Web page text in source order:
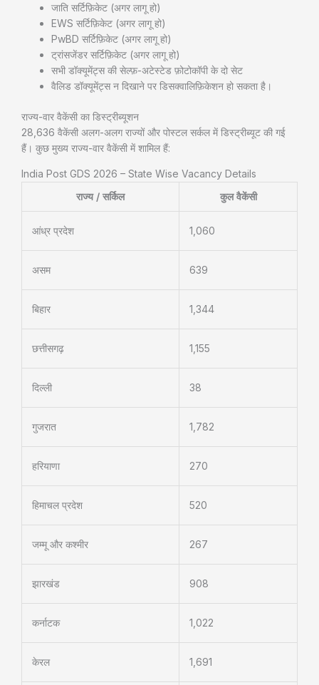
जाति सर्टिफ़िकेट (अगर लागू हो)
EWS सर्टिफ़िकेट (अगर लागू हो)
PwBD सर्टिफ़िकेट (अगर लागू हो)
ट्रांसजेंडर सर्टिफ़िकेट (अगर लागू हो)
सभी डॉक्यूमेंट्स की सेल्फ़-अटेस्टेड फ़ोटोकॉपी के दो सेट
वैलिड डॉक्यूमेंट्स न दिखाने पर डिसक्वालिफ़िकेशन हो सकता है।
राज्य-वार वैकेंसी का डिस्ट्रीब्यूशन
28,636 वैकेंसी अलग-अलग राज्यों और पोस्टल सर्कल में डिस्ट्रीब्यूट की गई
हैं। कुछ मुख्य राज्य-वार वैकेंसी में शामिल हैं:
India Post GDS 2026 – State Wise Vacancy Details
राज्य / सर्किल
कुल वैकेंसी
आंध्र प्रदेश 1,060
असम 639
बिहार 1,344
छत्तीसगढ़ 1,155
दिल्ली 38
गुजरात 1,782
हरियाणा 270
हिमाचल प्रदेश 520
जम्मू और कश्मीर 267
झारखंड 908
कर्नाटक 1,022
केरल 1,691